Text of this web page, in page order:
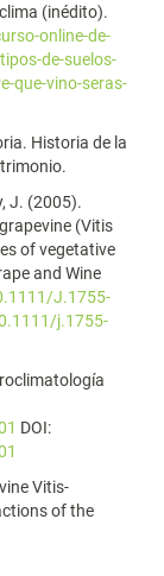
(inédito).
online-de-
de-suelos-
que-vino-seras-
Historia de la
J. (2005).
(Vitis
of vegetative
and Wine
J.1755-
j.1755-
DOI:
Vitis-
of the